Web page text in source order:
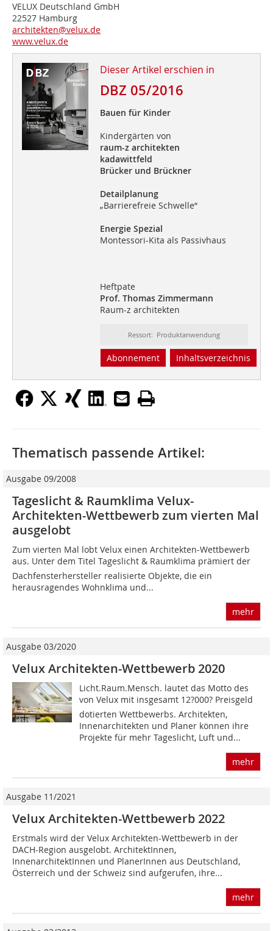
VELUX Deutschland GmbH
22527 Hamburg
architekten@velux.de
www.velux.de
Dieser Artikel erschien in
DBZ 05/2016
Bauen für Kinder
Kindergärten von
raum-z architekten
kadawittfeld
Brücker und Brückner
Detailplanung
„Barrierefreie Schwelle“
Energie Spezial
Montessori-Kita als Passivhaus
Heftpate
Prof. Thomas Zimmermann
Raum-z architekten
Ressort: Produktanwendung
Abonnement Inhaltsverzeichnis
Thematisch passende Artikel:
Ausgabe 09/2008
Tageslicht & Raumklima Velux-
Architekten-Wettbewerb zum vierten Mal
ausgelobt
Zum vierten Mal lobt Velux einen Architekten-Wettbewerb
aus. Unter dem Titel Tageslicht & Raumklima prämiert der
Dachfensterhersteller realisierte Objekte, die ein
herausragendes Wohnklima und...
mehr
Ausgabe 03/2020
Velux Architekten-Wettbewerb 2020
Licht.Raum.Mensch. lautet das Motto des
von Velux mit insgesamt 12?000? Preisgeld
dotierten Wettbewerbs. Architekten,
Innenarchitekten und Planer können ihre
Projekte für mehr Tageslicht, Luft und...
mehr
Ausgabe 11/2021
Velux Architekten-Wettbewerb 2022
Erstmals wird der Velux Architekten-Wettbewerb in der
DACH-Region ausgelobt. ArchitektInnen,
InnenarchitektInnen und PlanerInnen aus Deutschland,
Österreich und der Schweiz sind aufgerufen, ihre...
mehr